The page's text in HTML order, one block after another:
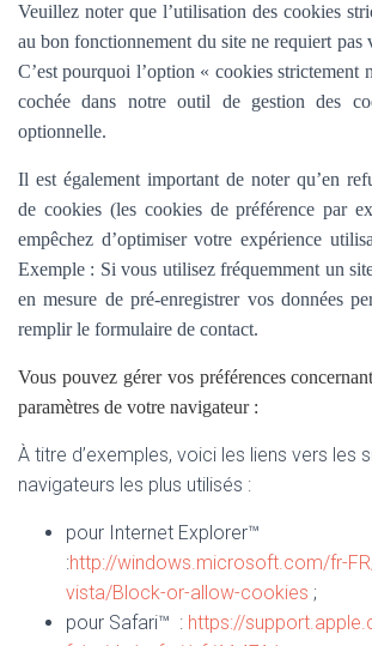
Veuillez noter que l’utilisation des cookies
au bon fonctionnement du site ne requiert pas
C’est pourquoi l’option « cookies strictement
cochée dans notre outil de gestion des
optionnelle.
Il est également important de noter qu’en
de cookies (les cookies de préférence par
empêchez d’optimiser votre expérience
Exemple : Si vous utilisez fréquemment un
en mesure de pré-enregistrer vos données
remplir le formulaire de contact.
Vous pouvez gérer vos préférences
paramètres de votre navigateur :
À titre d’exemples, voici les liens vers les
navigateurs les plus utilisés :
pour Internet Explorer™
:http://windows.microsoft.com/fr-
vista/Block-or-allow-cookies ;
pour Safari™ : https://